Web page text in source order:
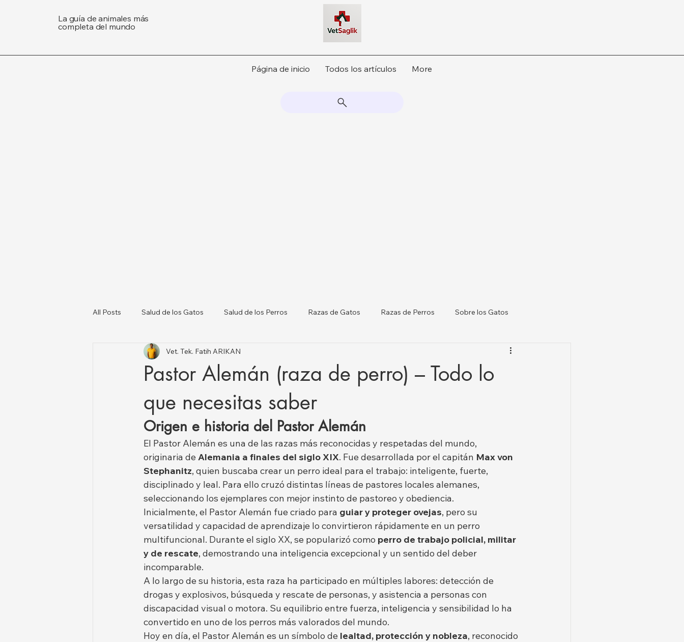
La guía de animales más
completa del mundo
Página de inicio Todos los artículos More
All Posts Salud de los Gatos Salud de los Perros Razas de Gatos Razas de Perros Sobre los Gatos
Sobre los Perros Lista de Veterinarias por Ciudades
Salud Animal y Actualizaciones Norm Salud del Ganado
Pastor Alemán (raza de perro) – Todo lo
que necesitas saber
Vet. Tek. Fatih ARIKAN
Origen e historia del Pastor Alemán
El Pastor Alemán es una de las razas más reconocidas y respetadas del mundo,
originaria de Alemania a finales del siglo XIX. Fue desarrollada por el capitán Max von
Stephanitz, quien buscaba crear un perro ideal para el trabajo: inteligente, fuerte,
disciplinado y leal. Para ello cruzó distintas líneas de pastores locales alemanes,
seleccionando los ejemplares con mejor instinto de pastoreo y obediencia.
Inicialmente, el Pastor Alemán fue criado para guiar y proteger ovejas, pero su
versatilidad y capacidad de aprendizaje lo convirtieron rápidamente en un perro
multifuncional. Durante el siglo XX, se popularizó como perro de trabajo policial, militar
y de rescate, demostrando una inteligencia excepcional y un sentido del deber
incomparable.
A lo largo de su historia, esta raza ha participado en múltiples labores: detección de
drogas y explosivos, búsqueda y rescate de personas, y asistencia a personas con
discapacidad visual o motora. Su equilibrio entre fuerza, inteligencia y sensibilidad lo ha
convertido en uno de los perros más valorados del mundo.
Hoy en día, el Pastor Alemán es un símbolo de lealtad, protección y nobleza, reconocido